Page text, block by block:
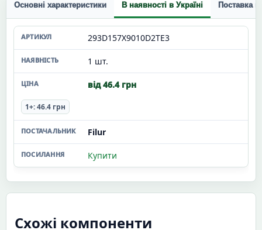
Основні характеристики В наявності в Україні Поставка
293D157X9010D2TE3
1 шт.
від 46.4 грн
1+: 46.4 грн
Filur
Купити
Схожі компоненти